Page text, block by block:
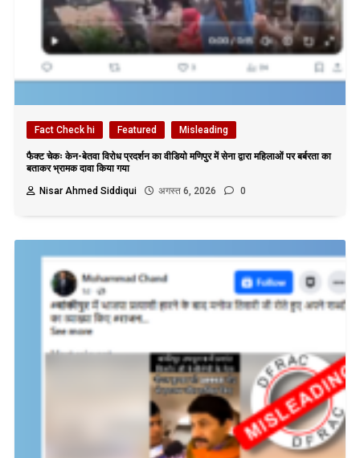
Fact Check hi Featured Misleading
फैक्ट चेकः केन-बेतवा विरोध प्रदर्शन का वीडियो मणिपुर में सेना द्वारा महिलाओं पर बर्बरता का
बताकर भ्रामक दावा किया गया
Nisar Ahmed Siddiqui
अगस्त 6, 2026 0